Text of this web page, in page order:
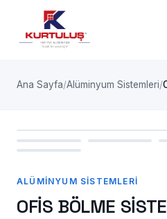
Ana Sayfa Alüminyum Sistemleri
ALÜMINYUM SISTEMLERI
ALÜMINYUM SISTEMLERI
OFİS BÖLME